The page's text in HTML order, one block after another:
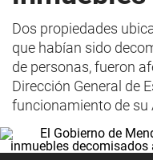
Dos propiedades
que habían sido
de personas, fueron
Dirección General de
funcionamiento de su